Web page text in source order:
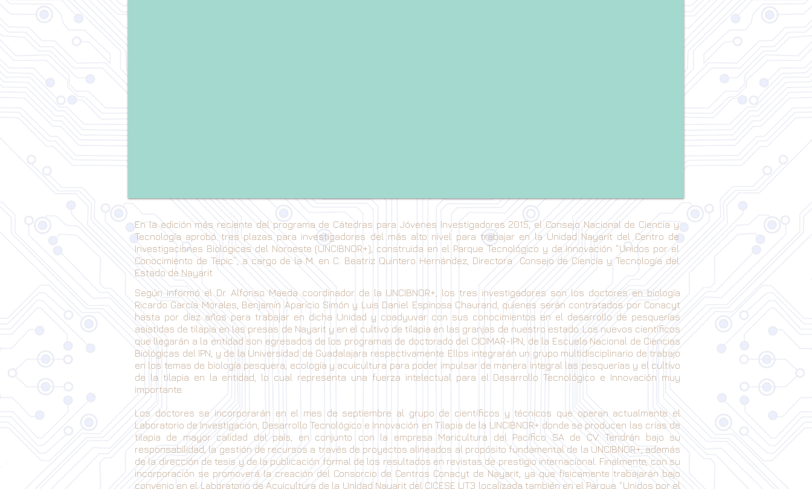
En la edición más reciente del programa de Cátedras para Jóvenes Investigadores 2015, el Consejo Nacional de Ciencia y
Tecnología aprobó tres plazas para investigadores del más alto nivel para trabajar en la Unidad Nayarit del Centro de
Investigaciones Biológicas del Noroeste (UNCIBNOR+), construida en el Parque Tecnológico y de Innovación “Unidos por el
Conocimiento de Tepic”, a cargo de la M. en C. Beatriz Quintero Hernández, Directora Consejo de Ciencia y Tecnología del
Estado de Nayarit
Según informó el Dr. Alfonso Maeda coordinador de la UNCIBNOR+, los tres investigadores son los doctores en biología
Ricardo García Morales, Benjamín Aparicio Simón y Luis Daniel Espinosa Chaurand, quienes serán contratados por Conacyt
hasta por diez años para trabajar en dicha Unidad y coadyuvar con sus conocimientos en el desarrollo de pesquerías
asistidas de tilapia en las presas de Nayarit y en el cultivo de tilapia en las granjas de nuestro estado. Los nuevos científicos
que llegarán a la entidad son egresados de los programas de doctorado del CICIMAR-IPN, de la Escuela Nacional de Ciencias
Biológicas del IPN, y de la Universidad de Guadalajara respectivamente. Ellos integrarán un grupo multidisciplinario de trabajo
en los temas de biología pesquera, ecología y acuicultura para poder impulsar de manera integral las pesquerías y el cultivo
de la tilapia en la entidad, lo cual representa una fuerza intelectual para el Desarrollo Tecnológico e Innovación muy
importante.
Los doctores se incorporarán en el mes de septiembre al grupo de científicos y técnicos que operan actualmente el
Laboratorio de Investigación, Desarrollo Tecnológico e Innovación en Tilapia de la UNCIBNOR+ donde se producen las crías de
tilapia de mayor calidad del país, en conjunto con la empresa Maricultura del Pacífico SA de CV. Tendrán bajo su
responsabilidad, la gestión de recursos a través de proyectos alineados al propósito fundamental de la UNCIBNOR+, además
de la dirección de tesis y de la publicación formal de los resultados en revistas de prestigio internacional. Finalmente, con su
incorporación se promoverá la creación del Consorcio de Centros Conacyt de Nayarit, ya que físicamente trabajarán bajo
convenio en el Laboratorio de Acuicultura de la Unidad Nayarit del CICESE UT3 localizada también en el Parque “Unidos por el